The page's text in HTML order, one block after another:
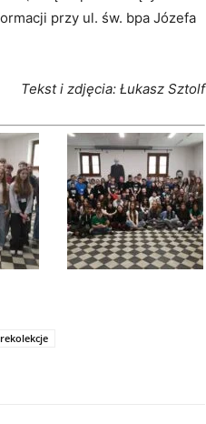
przy ul. św. bpa Józefa
Tekst i zdjęcia: Łukasz Sztolf
rekolekcje